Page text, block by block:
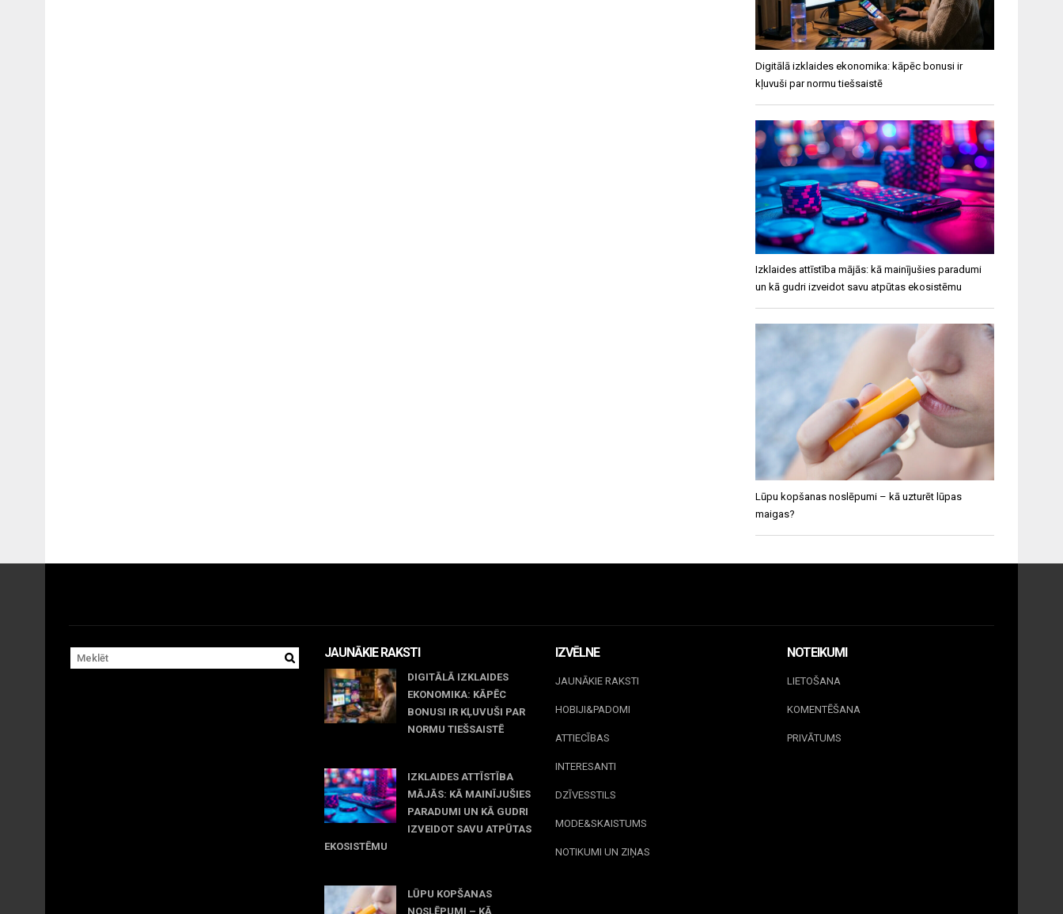
Digitālā izklaides ekonomika: kāpēc bonusi ir
kļuvuši par normu tiešsaistē
Izklaides attīstība mājās: kā mainījušies paradumi
un kā gudri izveidot savu atpūtas ekosistēmu
Lūpu kopšanas noslēpumi – kā uzturēt lūpas
maigas?
JAUNĀKIE RAKSTI
DIGITĀLĀ IZKLAIDES
EKONOMIKA: KĀPĒC
BONUSI IR KĻUVUŠI PAR
NORMU TIEŠSAISTĒ
IZKLAIDES ATTĪSTĪBA
MĀJĀS: KĀ MAINĪJUŠIES
PARADUMI UN KĀ GUDRI
IZVEIDOT SAVU ATPŪTAS
EKOSISTĒMU
LŪPU KOPŠANAS
NOSLĒPUMI – KĀ
IZVĒLNE
JAUNĀKIE RAKSTI
HOBIJI&PADOMI
ATTIECĪBAS
INTERESANTI
DZĪVESSTILS
MODE&SKAISTUMS
NOTIKUMI UN ZIŅAS
NOTEIKUMI
LIETOŠANA
KOMENTĒŠANA
PRIVĀTUMS